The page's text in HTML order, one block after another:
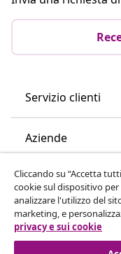
Servizio clienti
Aziende
vidaXL
Scopri di più
Cliccando su “Accetta
cookie sul dispositivo
analizzare l'utilizzo del
marketing, e
privacy e sui cookie